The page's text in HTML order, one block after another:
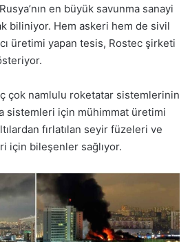
en büyük savunma sanayi
biliniyor. Hem askeri hem de sivil
üretimi yapan tesis, Rostec şirketi
çok namlulu roketatar sistemlerinin
sistemleri için mühimmat üretimi
fırlatılan seyir füzeleri ve
için bileşenler sağlıyor.